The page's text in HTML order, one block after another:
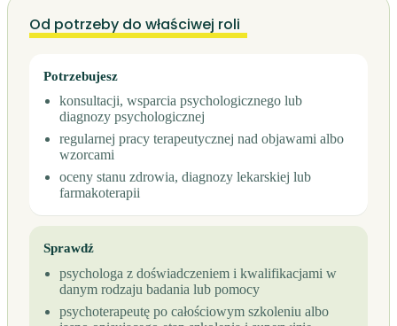
Od potrzeby do właściwej roli
Potrzebujesz
konsultacji, wsparcia psychologicznego lub
diagnozy psychologicznej
regularnej pracy terapeutycznej nad objawami albo
wzorcami
oceny stanu zdrowia, diagnozy lekarskiej lub
farmakoterapii
Sprawdź
psychologa z doświadczeniem i kwalifikacjami w
danym rodzaju badania lub pomocy
psychoterapeutę po całościowym szkoleniu albo